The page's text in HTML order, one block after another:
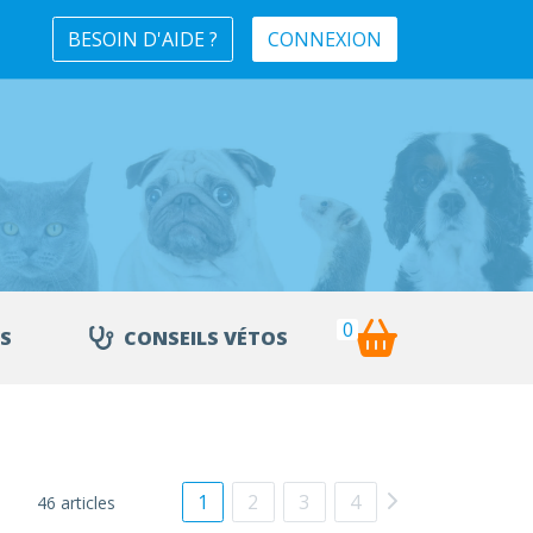
BESOIN D'AIDE ? CONNEXION
CONSEILS VÉTOS 0
46 articles 1 2 3 4